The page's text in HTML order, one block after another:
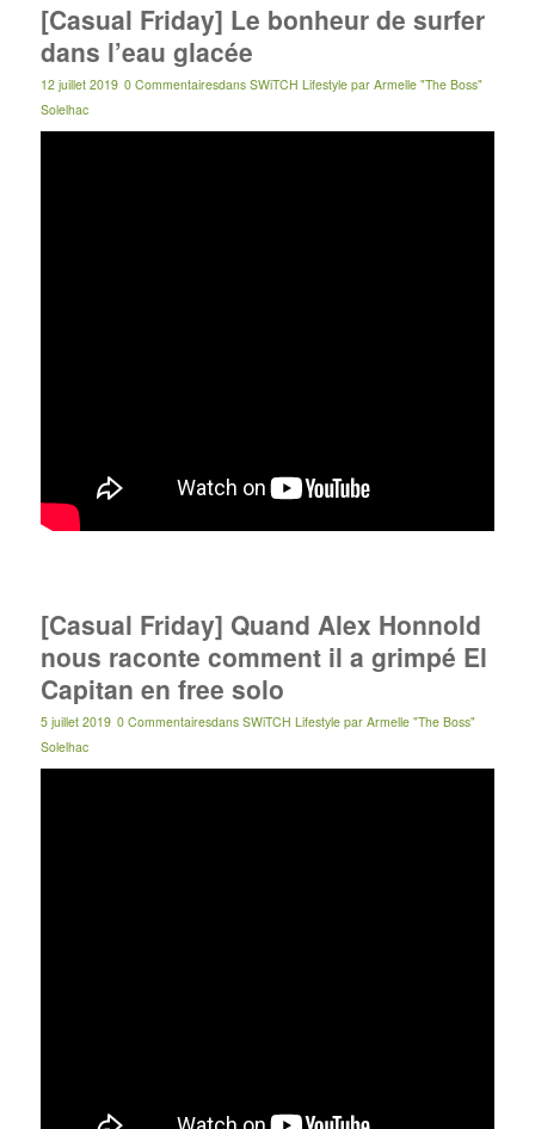
[Casual Friday] Le bonheur de surfer
dans l’eau glacée
12 juillet 2019 0 Commentairesdans SWiTCH Lifestyle par Armelle "The Boss"
Solelhac
[Casual Friday] Quand Alex Honnold
nous raconte comment il a grimpé El
Capitan en free solo
5 juillet 2019 0 Commentairesdans SWiTCH Lifestyle par Armelle "The Boss"
Solelhac